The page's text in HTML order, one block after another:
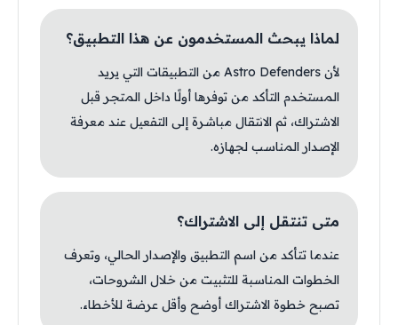
لماذا يبحث المستخدمون عن هذا التطبيق؟
لأن Astro Defenders من التطبيقات التي يريد
المستخدم التأكد من توفرها أولًا داخل المتجر قبل
الاشتراك، ثم الانتقال مباشرة إلى التفعيل عند معرفة
الإصدار المناسب لجهازه.
متى تنتقل إلى الاشتراك؟
عندما تتأكد من اسم التطبيق والإصدار الحالي، وتعرف
الخطوات المناسبة للتثبيت من خلال الشروحات،
تصبح خطوة الاشتراك أوضح وأقل عرضة للأخطاء.